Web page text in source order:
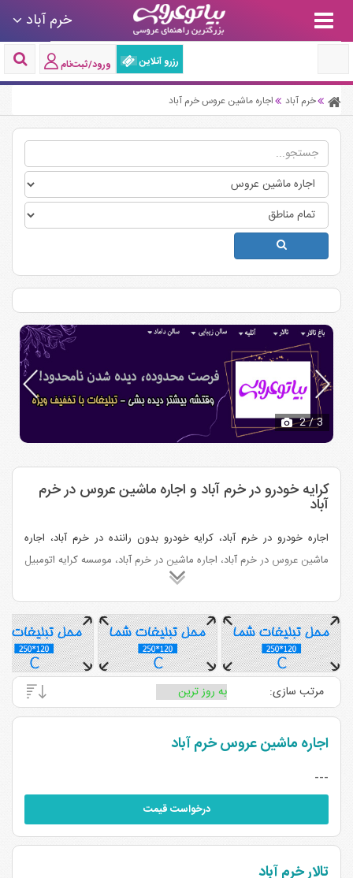
خرم آباد
رزرو آنلاین ورود/ثبت‌نام
خرم آباد اجاره ماشین عروس خرم آباد
2/ 3
کرایه خودرو در خرم آباد و اجاره ماشین عروس در خرم
آباد
اجاره خودرو در خرم آباد، کرایه خودرو بدون راننده در خرم آباد، اجاره
ماشین عروس در خرم آباد، اجاره ماشین در خرم آباد، موسسه کرایه اتومبیل
در خرم آباد،اجاره ماشین لوکس در خرم آباد
مرتب سازی:
اجاره ماشین عروس خرم آباد
---
درخواست قیمت
تالار خرم آباد